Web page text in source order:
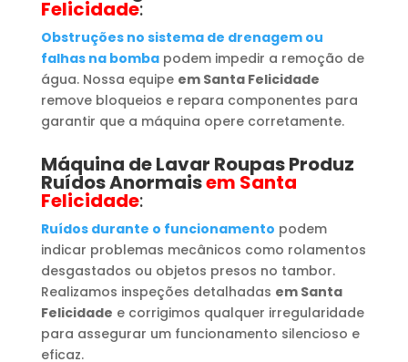
Felicidade:
Obstruções no sistema de drenagem ou
falhas na bombapodem impedir a remoção de
água. Nossa equipe em Santa Felicidade
remove bloqueios e repara componentes para
garantir que a máquina opere corretamente.
Máquina de Lavar RoupasProduz
Ruídos Anormaisem Santa
Felicidade:
Ruídos durante o funcionamento podem
indicar problemas mecânicos como rolamentos
desgastados ou objetos presos no tambor.
Realizamos inspeções detalhadas em Santa
Felicidade e corrigimos qualquer irregularidade
para assegurar um funcionamento silencioso e
eficaz.